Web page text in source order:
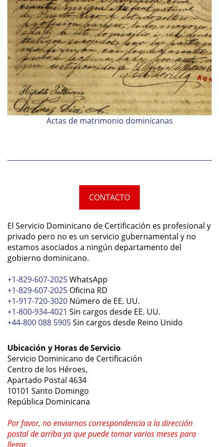
Actas de matrimonio dominicanas
CONTACTO
El Servicio Dominicano de Certificación es profesional y
privado pero no es un servicio gubernamental y no
estamos asociados a ningún departamento del
gobierno dominicano.
+1-829-607-2025WhatsApp
+1-829-607-2025 Oficina RD
+1-917-720-3020 Número de EE. UU.
+1-800-934-4021 Sin cargos desde EE. UU.
+44-800 088 5905Sin cargos desde Reino Unido
Ubicación y Horas de Servicio
Servicio Dominicano de Certificación
Centro de los Héroes,
Apartado Postal 4634
10101 Santo Domingo
República Dominicana
Por favor, noenviarnos correspondencia a la dirección
postal de arriba ya que puede tomar varios meses para
llegar.